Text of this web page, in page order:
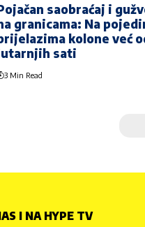
saobraćaj i
granicama: Na
kolone već
sati
3 Min Read
I NA HYPE TV